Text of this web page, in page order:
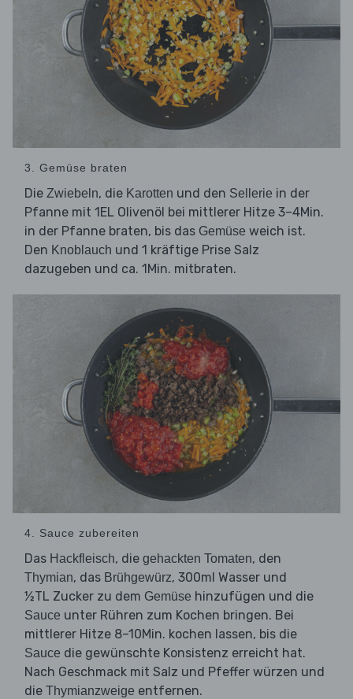
3. Gemüse braten
Die Zwiebeln, die Karotten und den Sellerie in der
Pfanne mit 1EL Olivenöl bei mittlerer Hitze 3–4Min.
in der Pfanne braten, bis das Gemüse weich ist.
Den Knoblauch und 1 kräftige Prise Salz
dazugeben und ca. 1Min. mitbraten.
4. Sauce zubereiten
Das Hackfleisch, die gehackten Tomaten, den
Thymian, das Brühgewürz, 300ml Wasser und
½TL Zucker zu dem Gemüse hinzufügen und die
Sauce unter Rühren zum Kochen bringen. Bei
mittlerer Hitze 8–10Min. kochen lassen, bis die
Sauce die gewünschte Konsistenz erreicht hat.
Nach Geschmack mit Salz und Pfeffer würzen und
die Thymianzweige entfernen.